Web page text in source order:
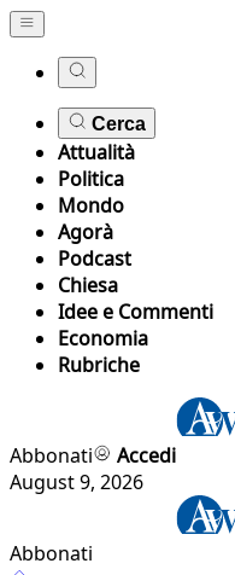
Cerca
Attualità
Politica
Mondo
Agorà
Podcast
Chiesa
Idee e Commenti
Economia
Rubriche
Abbonati
Accedi
August 9, 2026
Abbonati